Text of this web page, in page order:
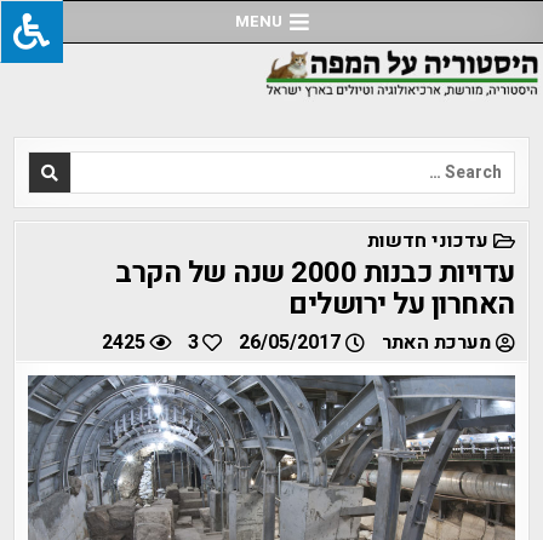
to
content
MENU
Search
for:
POSTED
IN
עדכוני חדשות
עדויות כבנות 2000 שנה של הקרב
האחרון על ירושלים
מערכת האתר 26/05/2017
3
2425